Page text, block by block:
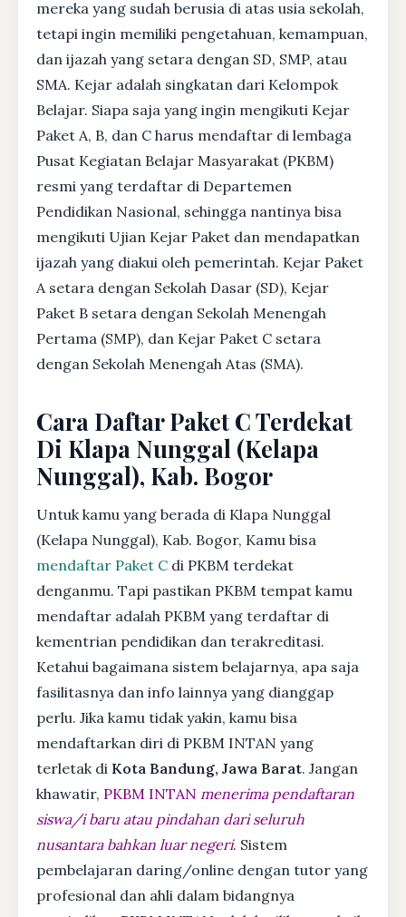
mereka yang sudah berusia di atas usia sekolah,
tetapi ingin memiliki pengetahuan, kemampuan,
dan ijazah yang setara dengan SD, SMP, atau
SMA. Kejar adalah singkatan dari Kelompok
Belajar. Siapa saja yang ingin mengikuti Kejar
Paket A, B, dan C harus mendaftar di lembaga
Pusat Kegiatan Belajar Masyarakat (PKBM)
resmi yang terdaftar di Departemen
Pendidikan Nasional, sehingga nantinya bisa
mengikuti Ujian Kejar Paket dan mendapatkan
ijazah yang diakui oleh pemerintah. Kejar Paket
A setara dengan Sekolah Dasar (SD), Kejar
Paket B setara dengan Sekolah Menengah
Pertama (SMP), dan Kejar Paket C setara
dengan Sekolah Menengah Atas (SMA).
Cara Daftar Paket C Terdekat
Di Klapa Nunggal (Kelapa
Nunggal), Kab. Bogor
Untuk kamu yang berada di Klapa Nunggal
(Kelapa Nunggal), Kab. Bogor, Kamu bisa
mendaftar Paket C di PKBM terdekat
denganmu. Tapi pastikan PKBM tempat kamu
mendaftar adalah PKBM yang terdaftar di
kementrian pendidikan dan terakreditasi.
Ketahui bagaimana sistem belajarnya, apa saja
fasilitasnya dan info lainnya yang dianggap
perlu. Jika kamu tidak yakin, kamu bisa
mendaftarkan diri di PKBM INTAN yang
terletak di Kota Bandung, Jawa Barat. Jangan
khawatir, PKBM INTAN menerima pendaftaran
siswa/i baru atau pindahan dari seluruh
nusantara bahkan luar negeri. Sistem
pembelajaran daring/online dengan tutor yang
profesional dan ahli dalam bidangnya